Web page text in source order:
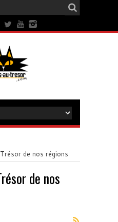
Trésor de nos régions
de nos